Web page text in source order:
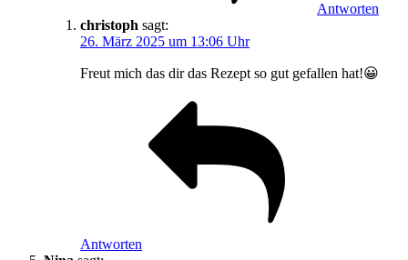
Antworten
christoph sagt:
26. März 2025 um 13:06 Uhr
Freut mich das dir das Rezept so gut gefallen hat!😀
Antworten